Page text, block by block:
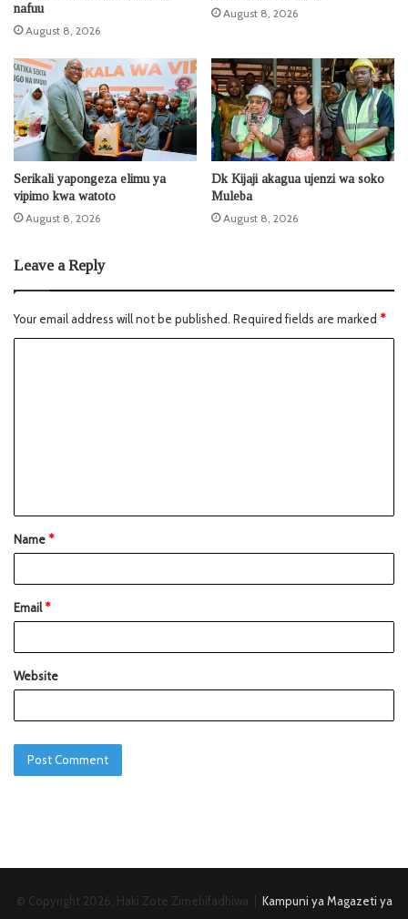
nafuu
August 8, 2026
August 8, 2026
Serikali yapongeza elimu ya
vipimo kwa watoto
August 8, 2026
Dk Kijaji akagua ujenzi wa soko
Muleba
August 8, 2026
Leave a Reply
Your email address will not be published. Required fields are marked *
Name*
Email*
Website
© Copyright 2026, Haki Zote Zimehifadhiwa | Kampuni ya Magazeti ya